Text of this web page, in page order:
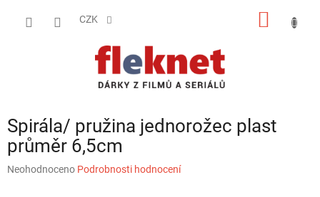
CZK
Spirála/ pružina jednorožec plast
průměr 6,5cm
Průměrné
Neohodnoceno Podrobnosti hodnocení